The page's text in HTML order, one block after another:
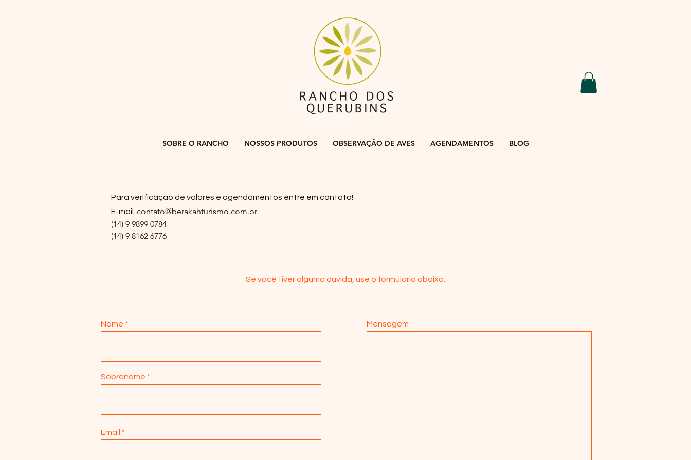
SOBRE O RANCHO NOSSOS PRODUTOS OBSERVAÇÃO DE AVES AGENDAMENTOS BLOG
Para verificação de valores e agendamentos entre em contato!
E-mail: contato@berakahturismo.com.br
(14) 9 9899 0784
(14) 9 8162 6776
Se você tiver alguma dúvida, use o formulário abaixo.
Nome
Sobrenome
Email
Mensagem